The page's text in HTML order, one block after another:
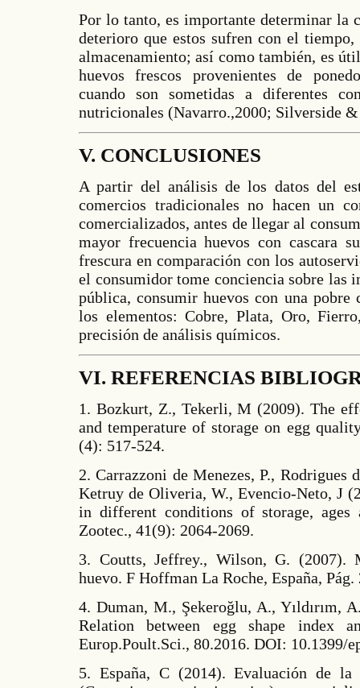
Por lo tanto, es importante determinar la
deterioro que estos sufren con el
almacenamiento; así como también, es
huevos frescos provenientes de
cuando son sometidas a diferentes
nutricionales (Navarro.,2000; Silverside
V. CONCLUSIONES
A partir del análisis de los datos del
comercios tradicionales no hacen un
comercializados, antes de llegar al
mayor frecuencia huevos con cascara
frescura en comparación con los
el consumidor tome conciencia sobre las
pública, consumir huevos con una pobre
los elementos: Cobre, Plata, Oro,
precisión de análisis químicos.
VI. REFERENCIAS
1. Bozkurt, Z., Tekerli, M (2009). The
and temperature of storage on egg
(4): 517-524.
2. Carrazzoni de Menezes, P., Rodrigues
Ketruy de Oliveria, W., Evencio-Neto, J
in different conditions of storage, ages
Zootec., 41(9): 2064-2069.
3. Coutts, Jeffrey., Wilson, G. (2007).
huevo. F Hoffman La Roche, España, Pág.
4. Duman, M., Şekeroğlu, A., Yıldırım,
Relation between egg shape index
Europ.Poult.Sci., 80.2016. DOI: 10.1399/
5. España, C (2014). Evaluación de